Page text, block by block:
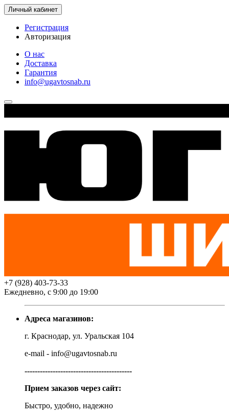
Личный кабинет
Регистрация
Авторизация
О нас
Доставка
Гарантия
info@ugavtosnab.ru
+7 (928) 403-73-33
Ежедневно, с 9:00 до 19:00
Адреса магазинов:
г. Краснодар, ул. Уральская 104
e-mail - info@ugavtosnab.ru
------------------------------------------
Прием заказов через сайт:
Быстро, удобно, надежно